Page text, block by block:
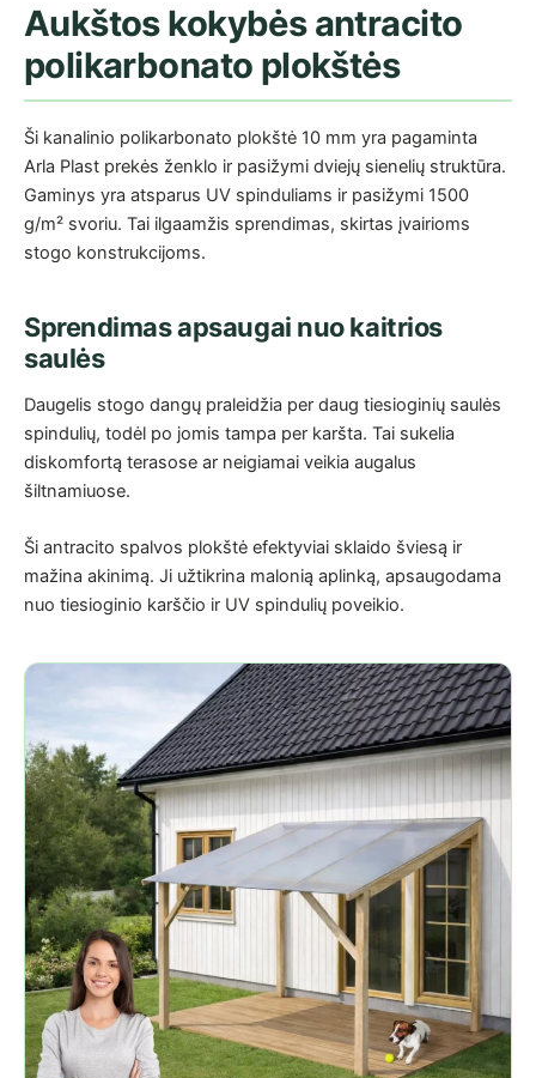
Aukštos kokybės antracito
polikarbonato plokštės
Ši kanalinio polikarbonato plokštė 10 mm yra pagaminta
Arla Plast prekės ženklo ir pasižymi dviejų sienelių struktūra.
Gaminys yra atsparus UV spinduliams ir pasižymi 1500
g/m² svoriu. Tai ilgaamžis sprendimas, skirtas įvairioms
stogo konstrukcijoms.
Sprendimas apsaugai nuo kaitrios
saulės
Daugelis stogo dangų praleidžia per daug tiesioginių saulės
spindulių, todėl po jomis tampa per karšta. Tai sukelia
diskomfortą terasose ar neigiamai veikia augalus
šiltnamiuose.
Ši antracito spalvos plokštė efektyviai sklaido šviesą ir
mažina akinimą. Ji užtikrina malonią aplinką, apsaugodama
nuo tiesioginio karščio ir UV spindulių poveikio.